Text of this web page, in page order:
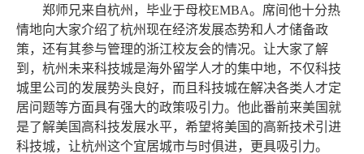
郑师兄来自杭州，毕业于母校EMBA。席间他十分热
情地向大家介绍了杭州现在经济发展态势和人才储备政
策，还有其参与管理的浙江校友会的情况。让大家了解
到，杭州未来科技城是海外留学人才的集中地，不仅科技
城里公司的发展势头良好，而且科技城在解决各类人才定
居问题等方面具有强大的政策吸引力。他此番前来美国就
是了解美国高科技发展水平，希望将美国的高新技术引进
科技城，让杭州这个宜居城市与时俱进，更具吸引力。